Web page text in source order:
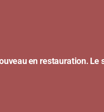
en restauration. Le